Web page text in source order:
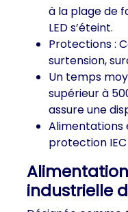
à la plage de
LED s’éteint.
Protections :
surtension,
Un temps
supérieur à
assure une
Alimentations
protection IEC
industrielle